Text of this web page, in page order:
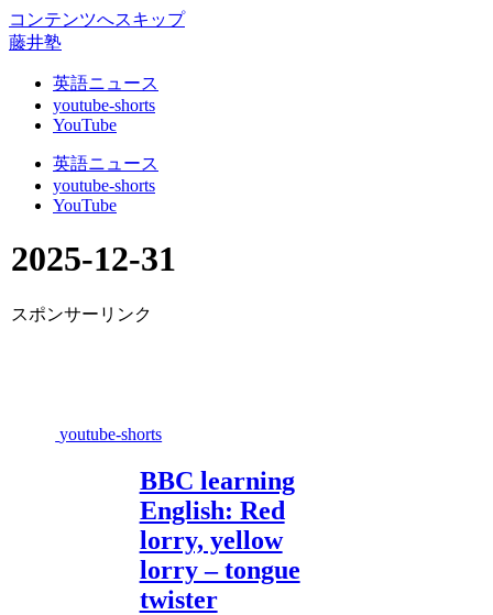
コンテンツへスキップ
藤井塾
英語ニュース
youtube-shorts
YouTube
英語ニュース
youtube-shorts
YouTube
2025-12-31
スポンサーリンク
youtube-shorts
BBC learning
English: Red
lorry, yellow
lorry – tongue
twister